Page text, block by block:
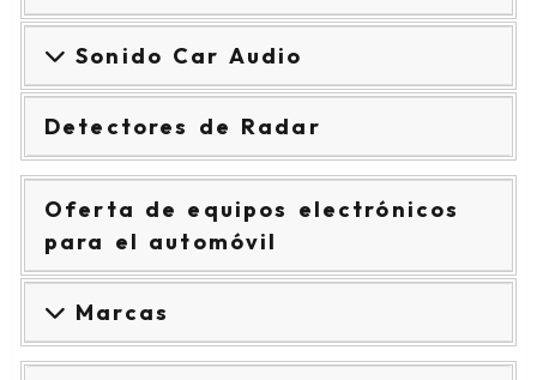
Sonido Car Audio
Detectores de Radar
Oferta de equipos electrónicos
para el automóvil
Marcas